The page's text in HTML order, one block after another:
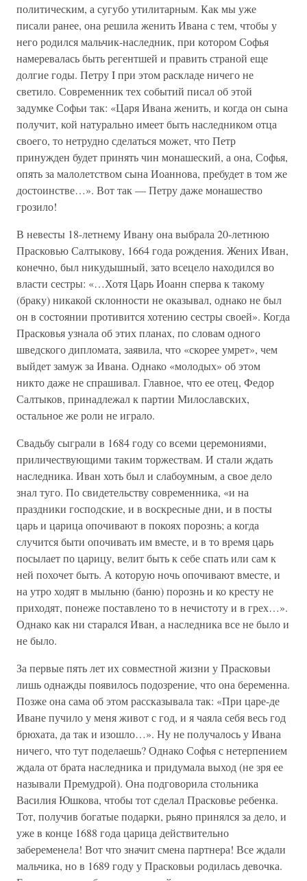
политическим, а сугубо утилитарным. Как мы уже
писали ранее, она решила женить Ивана с тем, чтобы у
него родился мальчик-наследник, при котором Софья
намеревалась быть регентшей и править страной еще
долгие годы. Петру I при этом раскладе ничего не
светило. Современник тех событий писал об этой
задумке Софьи так: «Царя Ивана женить, и когда он сына
получит, кой натурально имеет быть наследником отца
своего, то нетрудно сделаться может, что Петр
принужден будет принять чин монашеский, а она, Софья,
опять за малолетством сына Иоаннова, пребудет в том же
достоинстве…». Вот так — Петру даже монашество
грозило!
В невесты 18-летнему Ивану она выбрала 20-летнюю
Прасковью Салтыкову, 1664 года рождения. Жених Иван,
конечно, был никудышный, зато всецело находился во
власти сестры: «…Хотя Царь Иоанн сперва к такому
(браку) никакой склонности не оказывал, однако не был
он в состоянии противится хотению сестры своей». Когда
Прасковья узнала об этих планах, по словам одного
шведского дипломата, заявила, что «скорее умрет», чем
выйдет замуж за Ивана. Однако «молодых» об этом
никто даже не спрашивал. Главное, что ее отец, Федор
Салтыков, принадлежал к партии Милославских,
остальное же роли не играло.
Свадьбу сыграли в 1684 году со всеми церемониями,
приличествующими таким торжествам. И стали ждать
наследника. Иван хоть был и слабоумным, а свое дело
знал туго. По свидетельству современника, «и на
праздники господские, и в воскресные дни, и в посты
царь и царица опочивают в покоях порознь; а когда
случится быти опочивать им вместе, и в то время царь
посылает по царицу, велит быть к себе спать или сам к
ней похочет быть. А которую ночь опочивают вместе, и
на утро ходят в мыльню (баню) порознь и ко кресту не
приходят, понеже поставлено то в нечистоту и в грех…».
Однако как ни старался Иван, а наследника все не было и
не было.
За первые пять лет их совместной жизни у Прасковьи
лишь однажды появилось подозрение, что она беременна.
Позже она сама об этом рассказывала так: «При царе-де
Иване пучило у меня живот с год, и я чаяла себя весь год
брюхата, да так и изошло…». Ну не получалось у Ивана
ничего, что тут поделаешь? Однако Софья с нетерпением
ждала от брата наследника и придумала выход (не зря ее
называли Премудрой). Она подговорила стольника
Василия Юшкова, чтобы тот сделал Прасковье ребенка.
Тот, получив богатые подарки, рьяно принялся за дело, и
уже в конце 1688 года царица действительно
забеременела! Вот что значит смена партнера! Все ждали
мальчика, но в 1689 году у Прасковьи родилась девочка.